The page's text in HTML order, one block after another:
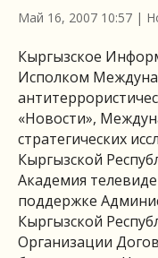
Май 16, 2007 10:57 |
Кыргызское
Исполком
«Новости»,
стратегических
Кыргызской
Академия
поддержке
Кыргызской
Организации